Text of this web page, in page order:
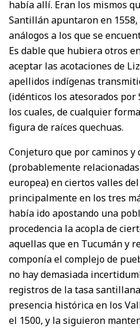
había allí. Eran los mismos
Santillán apuntaron en
análogos a los que se
Es dable que hubiera otros
aceptar las acotaciones de
apellidos indígenas
(idénticos los atesorados por
los cuales, de cualquier
figura de raíces quechuas.
Conjeturo que por caminos y
(probablemente
europea) en ciertos valles
principalmente en los tres
había ido apostando una
procedencia la acopla de
aquellas que en Tucumán y
componía el complejo de
no hay demasiada
registros de la tasa
presencia histórica en los
el 1500, y la siguieron